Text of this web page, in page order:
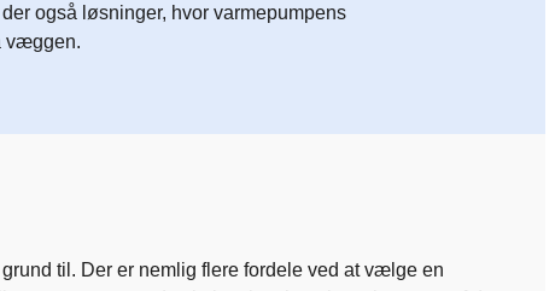
også løsninger, hvor varmepumpens
væggen.
til. Der er nemlig flere fordele ved at vælge en